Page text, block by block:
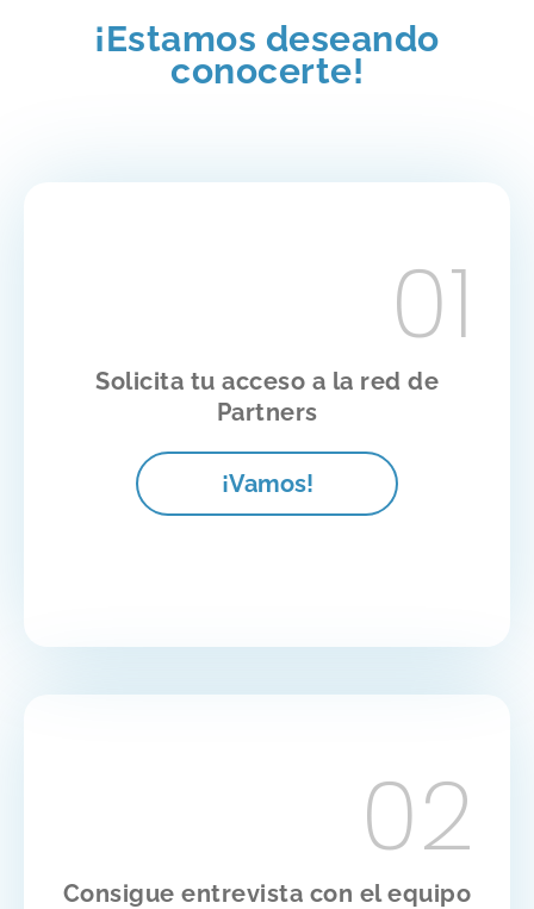
¡Estamos deseando
conocerte!
01
Solicita tu acceso a la red de
Partners
¡Vamos!
02
Consigue entrevista con el equipo